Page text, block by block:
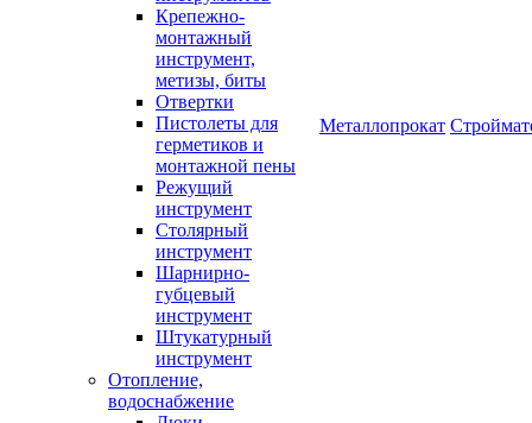
Крепежно-
монтажный
инструмент,
метизы, биты
Отвертки
Пистолеты для
герметиков и
монтажной пены
Режущий
инструмент
Столярный
инструмент
Шарнирно-
губцевый
инструмент
Штукатурный
инструмент
Отопление,
водоснабжение
Металлопрокат